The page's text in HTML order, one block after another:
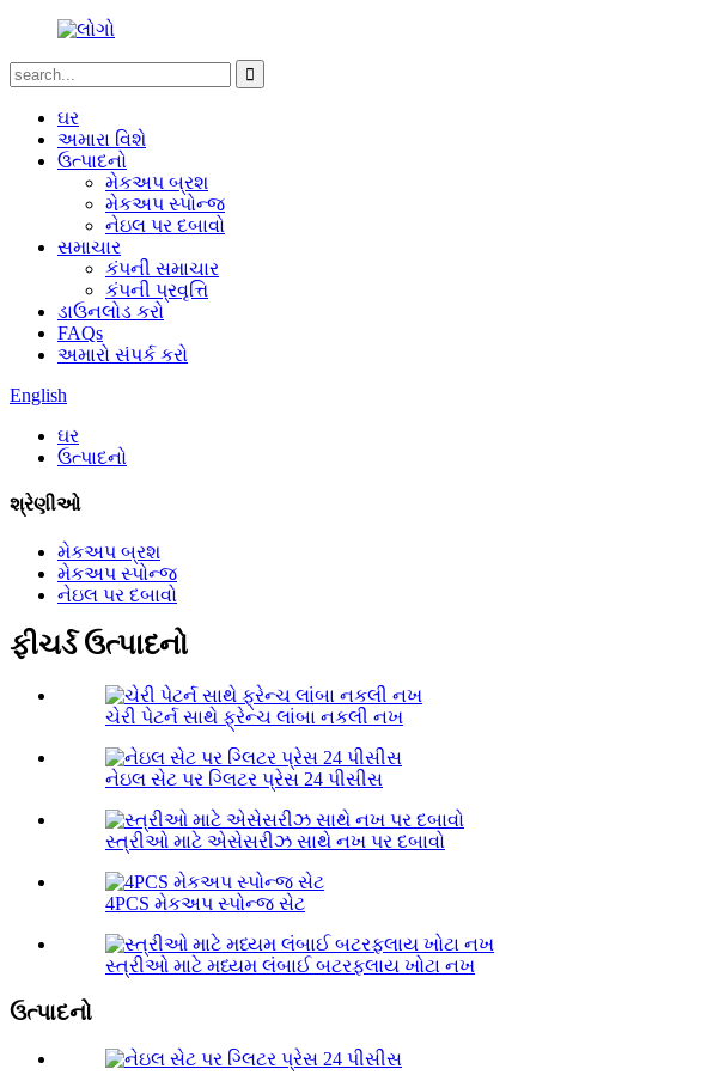
ઘર
અમારા વિશે
ઉત્પાદનો
મેકઅપ બ્રશ
મેકઅપ સ્પોન્જ
નેઇલ પર દબાવો
સમાચાર
કંપની સમાચાર
કંપની પ્રવૃત્તિ
ડાઉનલોડ કરો
FAQs
અમારો સંપર્ક કરો
English
ઘર
ઉત્પાદનો
શ્રેણીઓ
મેકઅપ બ્રશ
મેકઅપ સ્પોન્જ
નેઇલ પર દબાવો
ફીચર્ડ ઉત્પાદનો
ચેરી પેટર્ન સાથે ફ્રેન્ચ લાંબા નકલી નખ
નેઇલ સેટ પર ગ્લિટર પ્રેસ 24 પીસીસ
સ્ત્રીઓ માટે એસેસરીઝ સાથે નખ પર દબાવો
4PCS મેકઅપ સ્પોન્જ સેટ
સ્ત્રીઓ માટે મધ્યમ લંબાઈ બટરફ્લાય ખોટા નખ
ઉત્પાદનો